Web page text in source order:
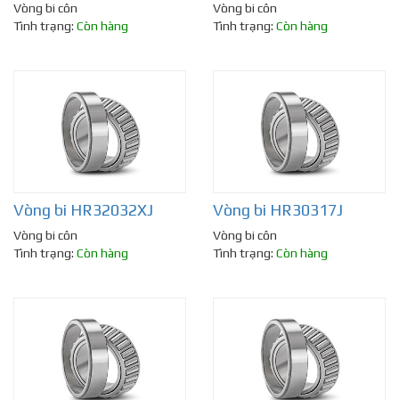
Vòng bi côn
Tình trạng: Còn hàng
Vòng bi côn
Tình trạng: Còn hàng
Vòng bi HR32032XJ
Vòng bi côn
Tình trạng: Còn hàng
Vòng bi HR30317J
Vòng bi côn
Tình trạng: Còn hàng